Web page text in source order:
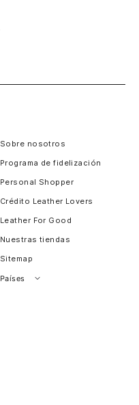
Sobre nosotros
Programa de fidelización
Personal Shopper
Crédito Leather Lovers
Leather For Good
Nuestras tiendas
Sitemap
Países